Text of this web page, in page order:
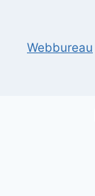
Webbureau